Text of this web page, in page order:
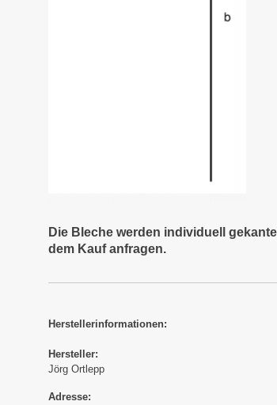
Die Bleche werden individuell
dem Kauf anfragen.
Herstellerinformationen:
Hersteller:
Jörg Ortlepp
Adresse: